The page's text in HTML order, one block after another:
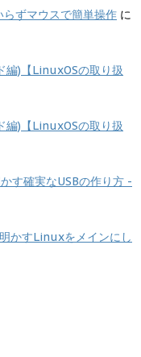
ずマウスで簡単操作 に
)【LinuxOSの取り扱
)【LinuxOSの取り扱
す確実なUSBの作り方 -
かすLinuxをメインにし